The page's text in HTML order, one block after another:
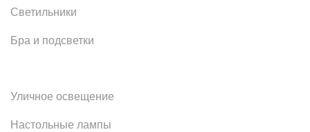
Светильники
Бра и подсветки
Уличное освещение
Настольные лампы